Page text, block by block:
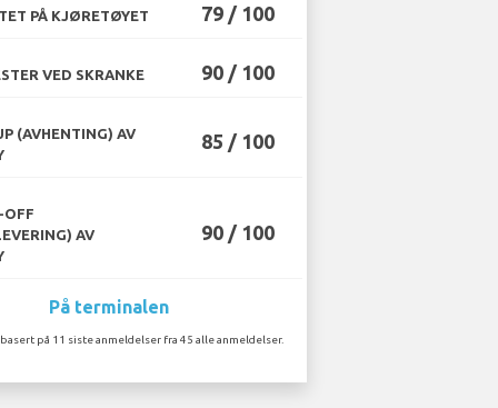
PÅ KJØRETØYET 79 / 100
VED SKRANKE 90 / 100
(AVHENTING) AV
85 / 100
OFF
AV
90 / 100
På terminalen
på 11 siste anmeldelser fra 45 alle anmeldelser.